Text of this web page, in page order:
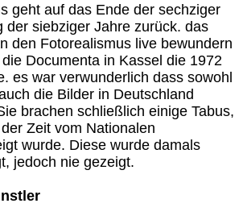
geht auf das Ende der sechziger
der siebziger Jahre zurück. das
den Fotorealismus live bewundern
Documenta in Kassel die 1972
es war verwunderlich dass sowohl
die Bilder in Deutschland
brachen schließlich einige Tabus,
Zeit vom Nationalen
wurde. Diese wurde damals
jedoch nie gezeigt.